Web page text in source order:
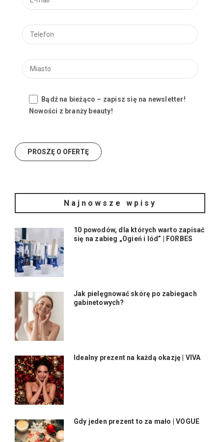
Bądź na bieżąco – zapisz się na newsletter!
Nowości z branży beauty!
Najnowsze wpisy
10 powodów, dla których warto zapisać
się na zabieg „Ogień i lód” | FORBES
Jak pielęgnować skórę po zabiegach
gabinetowych?
Idealny prezent na każdą okazję | VIVA
Gdy jeden prezent to za mało | VOGUE